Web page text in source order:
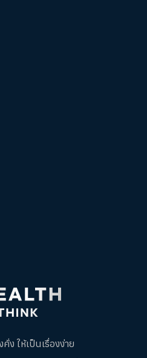
ง ให้เป็นเรื่องง่าย